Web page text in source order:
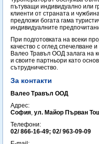
пътуващи индивидуално или
клиенти от страната и
предложи богата гама
индивидуалните
При подготовката на всеки
качество с оглед спечелване
Валео Травъл ООД залага на
и своите партньори като
сътрудничество.
За контакти
Валео Травъл ООД
Адрес:
София, ул. Майор Първан
Телефони:
02/ 866-16-49; 02/ 963-09-09